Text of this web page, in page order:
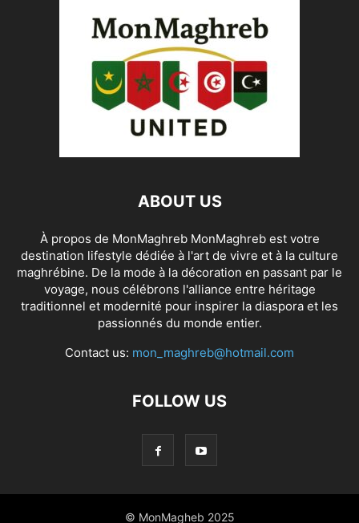
ABOUT US
À propos de MonMaghreb MonMaghreb est votre
destination lifestyle dédiée à l'art de vivre et à la culture
maghrébine. De la mode à la décoration en passant par le
voyage, nous célébrons l'alliance entre héritage
traditionnel et modernité pour inspirer la diaspora et les
passionnés du monde entier.
Contact us: mon_maghreb@hotmail.com
FOLLOW US
© MonMagheb 2025